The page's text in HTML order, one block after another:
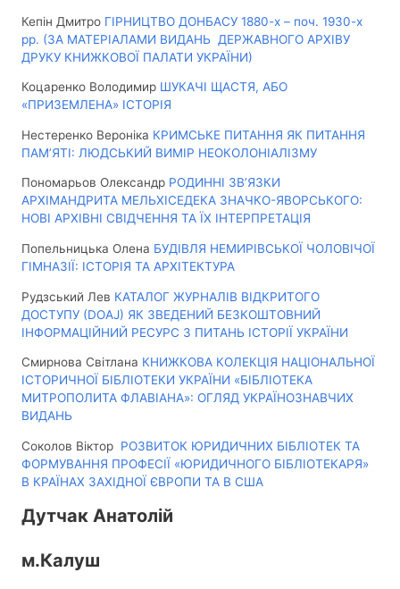
Кепін Дмитро ГІРНИЦТВО ДОНБАСУ 1880-х – поч. 1930-х
рр. (ЗА МАТЕРІАЛАМИ ВИДАНЬ ДЕРЖАВНОГО АРХІВУ
ДРУКУ КНИЖКОВОЇ ПАЛАТИ УКРАЇНИ)
Коцаренко Володимир ШУКАЧІ ЩАСТЯ, АБО
«ПРИЗЕМЛЕНА» ІСТОРІЯ
Нестеренко Вероніка КРИМСЬКЕ ПИТАННЯ ЯК ПИТАННЯ
ПАМ’ЯТІ: ЛЮДСЬКИЙ ВИМІР НЕОКОЛОНІАЛІЗМУ
Пономарьов Олександр РОДИННІ ЗВ’ЯЗКИ
АРХІМАНДРИТА МЕЛЬХІСЕДЕКА ЗНАЧКО-ЯВОРСЬКОГО:
НОВІ АРХІВНІ СВІДЧЕННЯ ТА ЇХ ІНТЕРПРЕТАЦІЯ
Попельницька Олена БУДІВЛЯ НЕМИРІВСЬКОЇ ЧОЛОВІЧОЇ
ГІМНАЗІЇ: ІСТОРІЯ ТА АРХІТЕКТУРА
Рудзський Лев КАТАЛОГ ЖУРНАЛІВ ВІДКРИТОГО
ДОСТУПУ (DOAJ) ЯК ЗВЕДЕНИЙ БЕЗКОШТОВНИЙ
ІНФОРМАЦІЙНИЙ РЕСУРС З ПИТАНЬ ІСТОРІЇ УКРАЇНИ
Смирнова Світлана КНИЖКОВА КОЛЕКЦІЯ НАЦІОНАЛЬНОЇ
ІСТОРИЧНОЇ БІБЛІОТЕКИ УКРАЇНИ «БІБЛІОТЕКА
МИТРОПОЛИТА ФЛАВІАНА»: ОГЛЯД УКРАЇНОЗНАВЧИХ
ВИДАНЬ
Соколов Віктор РОЗВИТОК ЮРИДИЧНИХ БІБЛІОТЕК ТА
ФОРМУВАННЯ ПРОФЕСІЇ «ЮРИДИЧНОГО БІБЛІОТЕКАРЯ»
В КРАЇНАХ ЗАХІДНОЇ ЄВРОПИ ТА В США
Дутчак Анатолій
м.Калуш